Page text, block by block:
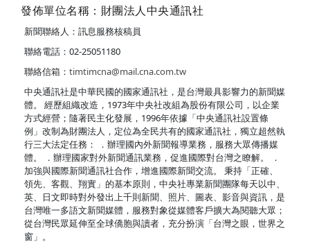
發佈單位名稱：財團法人中央通訊社
新聞聯絡人：訊息服務核稿員
聯絡電話：02-25051180
聯絡信箱： timtimcna@mail.cna.com.tw
中央通訊社是中華民國的國家通訊社，是台灣最具影響力的新聞媒
體。 經歷組織改造，1973年中央社改組為股份有限公司，以企業
方式經營；隨著民主化發展，1996年依據「中央通訊社設置條
例」改制為財團法人，定位為全民共有的國家通訊社，獨立超然執
行三大法定任務： ．辦理國內外新聞報導業務，服務大眾傳播媒
體。 ．辦理國家對外新聞通訊業務，促進國際對台灣之瞭解。 ．
加強與國際新聞通訊社合作，增進國際新聞交流。 秉持「正確、
領先、客觀、翔實」的基本原則，中央社專業新聞團隊每天以中、
英、日文即時對外發出上千則新聞、照片、圖表、影音與資訊，是
台灣唯一多語文新聞媒體，服務對象從媒體客戶擴大為閱聽大眾；
從台灣民眾延伸至全球僑胞與讀者，充分扮演「台灣之眼，世界之
窗」。